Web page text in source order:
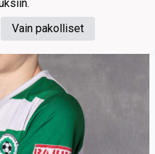
Vain pakolliset